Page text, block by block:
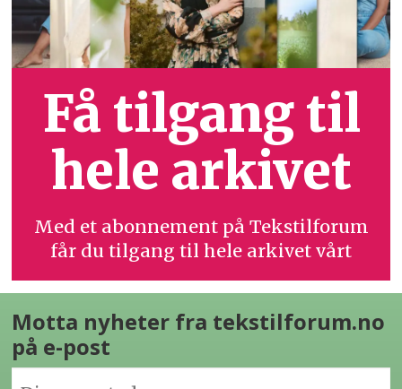
Få tilgang til
hele arkivet
Med et abonnement på Tekstilforum
får du tilgang til hele arkivet vårt
Motta nyheter fra tekstilforum.no
på e-post